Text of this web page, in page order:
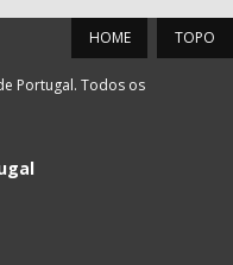
TOPO
HOME
Portugal. Todos os